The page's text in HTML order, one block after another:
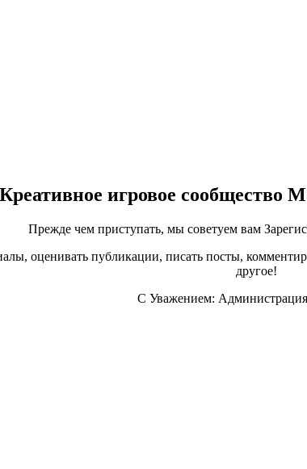
игровое сообщество
Прежде чем приступать, мы советуем вам
оценивать публикации, писать посты,
другое!
С Уважением: